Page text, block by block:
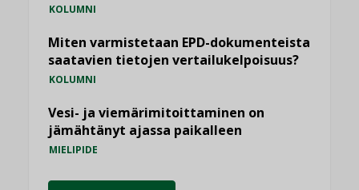
KOLUMNI
Miten varmistetaan EPD-dokumenteista
saatavien tietojen vertailukelpoisuus?
KOLUMNI
Vesi- ja viemärimitoittaminen on
jämähtänyt ajassa paikalleen
MIELIPIDE